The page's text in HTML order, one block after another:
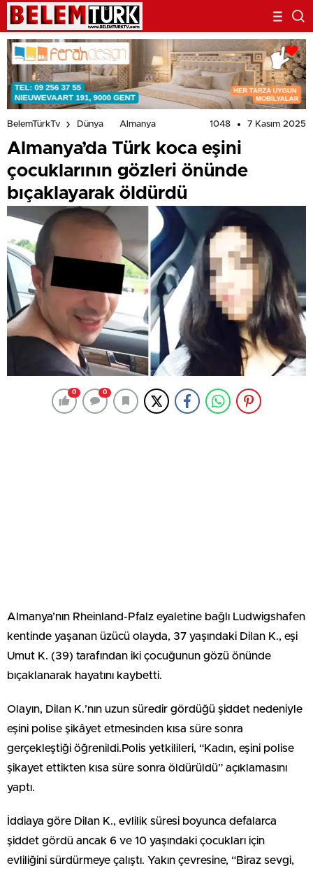
BelemTürkTv Dünya Almanya 1048 7 Kasım 2025
Almanya’da Türk koca eşini
çocuklarının gözleri önünde
bıçaklayarak öldürdü
0 0
Almanya’nın Rheinland-Pfalz eyaletine bağlı Ludwigshafen
kentinde yaşanan üzücü olayda, 37 yaşındaki Dilan K., eşi
Umut K. (39) tarafından iki çocuğunun gözü önünde
bıçaklanarak hayatını kaybetti.
Olayın, Dilan K.’nın uzun süredir gördüğü şiddet nedeniyle
eşini polise şikâyet etmesinden kısa süre sonra
gerçekleştiği öğrenildi.Polis yetkilileri, “Kadın, eşini polise
şikayet ettikten kısa süre sonra öldürüldü” açıklamasını
yaptı.
İddiaya göre Dilan K., evlilik süresi boyunca defalarca
şiddet gördü ancak 6 ve 10 yaşındaki çocukları için
evliliğini sürdürmeye çalıştı. Yakın çevresine, “Biraz sevgi,